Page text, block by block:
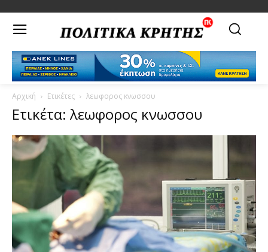
Αρχική Ετικέτες λεωφορος κνωσσου
Ετικέτα: λεωφορος κνωσσου